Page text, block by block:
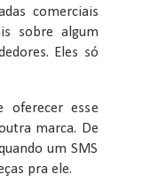
comerciais
sobre algum
Eles só
oferecer esse
marca. De
um SMS
pra ele.